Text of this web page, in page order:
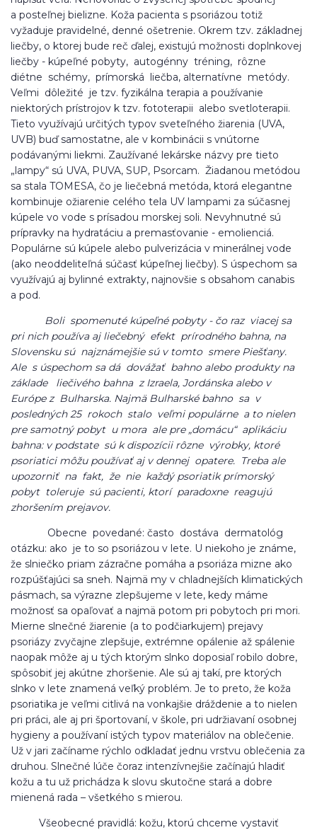
a posteľnej bielizne. Koža pacienta s psoriázou totiž
vyžaduje pravidelné, denné ošetrenie. Okrem tzv. základnej
liečby, o ktorej bude reč ďalej, existujú možnosti doplnkovej
liečby - kúpeľné pobyty, autogénny tréning, rôzne
diétne schémy, prímorská liečba, alternatívne metódy.
Veľmi dôležité je tzv. fyzikálna terapia a používanie
niektorých prístrojov k tzv. fototerapii alebo svetloterapii.
Tieto využívajú určitých typov sveteľného žiarenia (UVA,
UVB) buď samostatne, ale v kombinácii s vnútorne
podávanými liekmi. Zaužívané lekárske názvy pre tieto
„lampy“ sú UVA, PUVA, SUP, Psorcam. Žiadanou metódou
sa stala TOMESA, čo je liečebná metóda, ktorá elegantne
kombinuje ožiarenie celého tela UV lampami za súčasnej
kúpele vo vode s prísadou morskej soli. Nevyhnutné sú
prípravky na hydratáciu a premasťovanie - emolienciá.
Populárne sú kúpele alebo pulverizácia v minerálnej vode
(ako neoddeliteľná súčasť kúpeľnej liečby). S úspechom sa
využívajú aj bylinné extrakty, najnovšie s obsahom canabis
a pod.
Boli spomenuté kúpeľné pobyty - čo raz viacej sa
pri nich používa aj liečebný efekt prírodného bahna, na
Slovensku sú najznámejšie sú v tomto smere Piešťany.
Ale s úspechom sa dá dovážať bahno alebo produkty na
základe liečivého bahna z Izraela, Jordánska alebo v
Európe z Bulharska. Najmä Bulharské bahno sa v
posledných 25 rokoch stalo veľmi populárne a to nielen
pre samotný pobyt u mora ale pre „domácu“ aplikáciu
bahna: v podstate sú k dispozícii rôzne výrobky, ktoré
psoriatici môžu používať aj v dennej opatere. Treba ale
upozorniť na fakt, že nie každý psoriatik prímorský
pobyt toleruje sú pacienti, ktorí paradoxne reagujú
zhoršením prejavov.
Obecne povedané: často dostáva dermatológ
otázku: ako je to so psoriázou v lete. U niekoho je známe,
že slniečko priam zázračne pomáha a psoriáza mizne ako
rozpúšťajúci sa sneh. Najmä my v chladnejších klimatických
pásmach, sa výrazne zlepšujeme v lete, kedy máme
možnosť sa opaľovať a najmä potom pri pobytoch pri mori.
Mierne slnečné žiarenie (a to podčiarkujem) prejavy
psoriázy zvyčajne zlepšuje, extrémne opálenie až spálenie
naopak môže aj u tých ktorým slnko doposiaľ robilo dobre,
spôsobiť jej akútne zhoršenie. Ale sú aj takí, pre ktorých
slnko v lete znamená veľký problém. Je to preto, že koža
psoriatika je veľmi citlivá na vonkajšie dráždenie a to nielen
pri práci, ale aj pri športovaní, v škole, pri udržiavaní osobnej
hygieny a používaní istých typov materiálov na oblečenie.
Už v jari začíname rýchlo odkladať jednu vrstvu oblečenia za
druhou. Slnečné lúče čoraz intenzívnejšie začínajú hladiť
kožu a tu už prichádza k slovu skutočne stará a dobre
mienená rada – všetkého s mierou.
Všeobecné pravidlá: kožu, ktorú chceme vystaviť